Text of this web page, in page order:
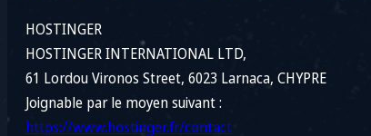
HOSTINGER
HOSTINGER INTERNATIONAL LTD,
61 Lordou Vironos Street, 6023 Larnaca, CHYPRE
Joignable par le moyen suivant :
https://www.hostinger.fr/contact